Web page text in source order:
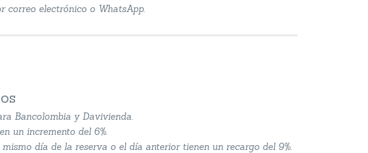
correo electrónico o WhatsApp.
Bancolombia y Davivienda.
un incremento del 6%.
día de la reserva o el día anterior tienen un recargo del 9%.